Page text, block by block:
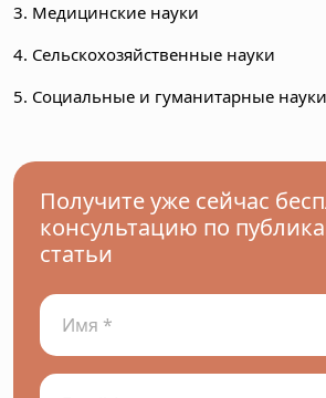
3. Медицинские науки
4. Сельскохозяйственные науки
5. Социальные и гуманитарные науки
Получите уже сейчас
консультацию по
статьи